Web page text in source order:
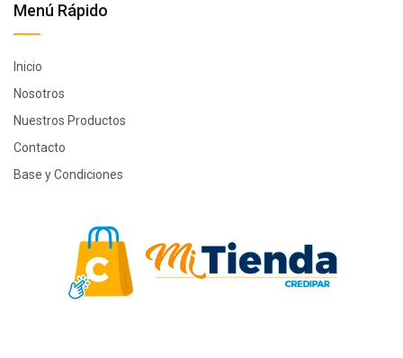
Menú Rápido
Inicio
Nosotros
Nuestros Productos
Contacto
Base y Condiciones